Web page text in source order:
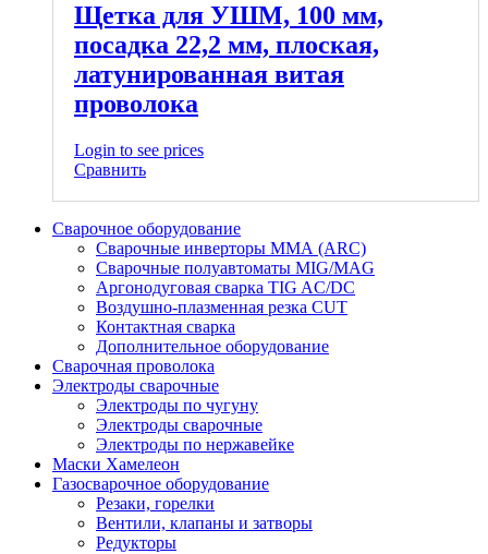
Щетка для УШМ, 100 мм,
посадка 22,2 мм, плоская,
латунированная витая
проволока
Login to see prices
Сравнить
Сварочное оборудование
Сварочные инверторы ММА (ARC)
Сварочные полуавтоматы MIG/MAG
Аргонодуговая сварка TIG AC/DC
Воздушно-плазменная резка CUT
Контактная сварка
Дополнительное оборудование
Сварочная проволока
Электроды сварочные
Электроды по чугуну
Электроды сварочные
Электроды по нержавейке
Маски Хамелеон
Газосварочное оборудование
Резаки, горелки
Вентили, клапаны и затворы
Редукторы